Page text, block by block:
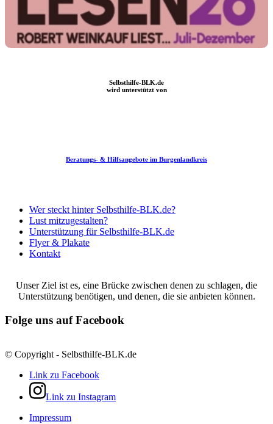
Selbsthilfe-BLK.de
wird unterstützt von
Beratungs- & Hilfsangebote im Burgenlandkreis
Wer steckt hinter Selbsthilfe-BLK.de?
Lust mitzugestalten?
Unterstützung für Selbsthilfe-BLK.de
Flyer & Plakate
Kontakt
Unser Ziel ist es, eine Brücke zwischen denen zu schlagen, die
Unterstützung benötigen, und denen, die sie anbieten können.
Folge uns auf Facebook
© Copyright - Selbsthilfe-BLK.de
Link zu Facebook
Link zu Instagram
Impressum